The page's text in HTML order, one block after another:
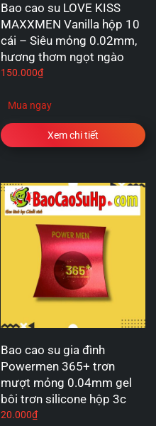
Bao cao su LOVE KISS
MAXXMEN Vanilla hộp 10
cái – Siêu mỏng 0.02mm,
hương thơm ngọt ngào
150.000₫
Mua ngay
Xem chi tiết
Bao cao su gia đình
Powermen 365+ trơn
mượt mỏng 0.04mm gel
bôi trơn silicone hộp 3c
20.000₫